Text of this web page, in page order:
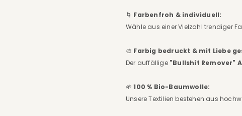
🌀 Farbenfroh & individuell:
Wähle aus einer Vielzahl trendiger
🎨 Farbig bedruckt & mit Liebe
Der auffällige "Bullshit Remover"
🌱100 % Bio-Baumwolle:
Unsere Textilien bestehen aus